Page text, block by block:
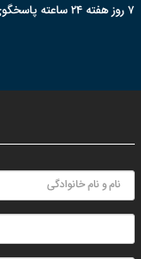
۷ روز هفته ۲۴ ساعته پاسخگوی شما هستیم.